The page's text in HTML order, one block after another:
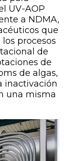
UV-AOP
a NDMA,
que
procesos
de
de
de algas,
inactivación
una misma